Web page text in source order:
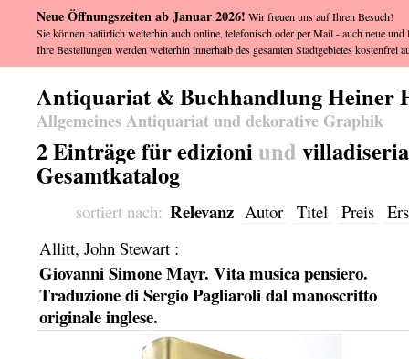
Antiquariat & Buchhandlung Heiner
Allgemeines Antiquariat und dekorative Graphik
2 Einträge für edizioniund
Gesamtkatalog
sortiert nach: Relevanz Autor Titel Preis
Allitt, John Stewart:
Giovanni Simone Mayr. Vita musica pensiero.
Traduzione di Sergio Pagliaroli dal manoscritto
originale inglese.
Neue Öffnungszeiten ab Januar 2026! Wir freuen uns auf Ihren Besuch!
Sie können natürlich weiterhin auch online, telefonisch oder per Mail - auch neue
Ihre Bestellungen werden weiterhin innerhalb des gesamten Stadtgebietes kostenfrei